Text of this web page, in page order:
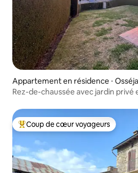
Appartement en résidence ⋅ Osséja
Rez-de-chaussée avec jardin privé
Coups de cœur voyageurs les plus
Coup de cœur voyageurs